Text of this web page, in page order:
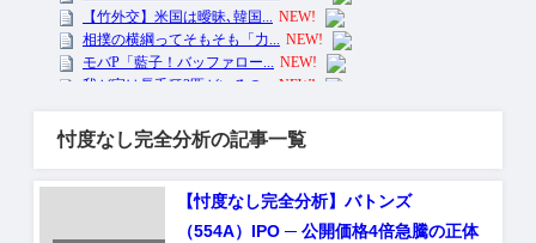
忖度なし完全分析の記事一覧
【忖度なし完全分析】バトンズ
（554A）IPO ─ 公開価格4倍急騰の正体